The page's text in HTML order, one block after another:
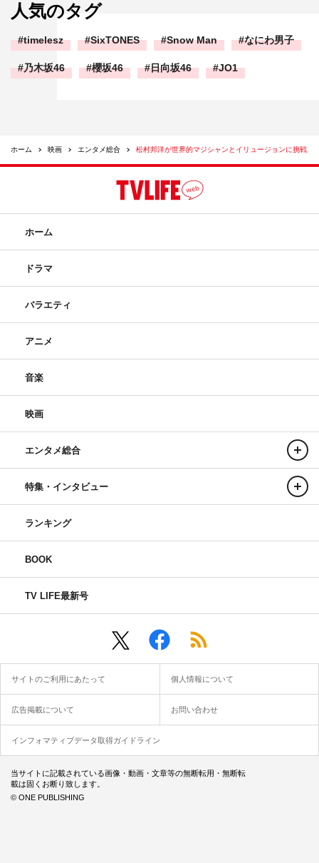
人気のタグ
timelesz SixTONES Snow Man なにわ男子
乃木坂46 櫻坂46 日向坂46 JO1
ホーム 映画 エンタメ総合 松村邦洋が世界的マジシャンとイリュージョンに挑戦
ホーム
ドラマ
バラエティ
アニメ
音楽
映画
エンタメ総合
特集・インタビュー
ランキング
BOOK
TV LIFE最新号
サイトのご利用にあたって 個人情報について
広告掲載について お問い合わせ
インフォマティブデータ取得ガイドライン
当サイトに記載されている画像・動画・文章等の無断転用・無断転
載は固くお断り致します。
© ONE PUBLISHING